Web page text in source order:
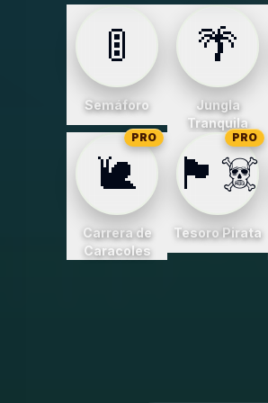
🚦
Semáforo
🌴
Jungla
Tranquila
🐌
PRO
Carrera de
Caracoles
🏴‍☠️
PRO
Tesoro Pirata